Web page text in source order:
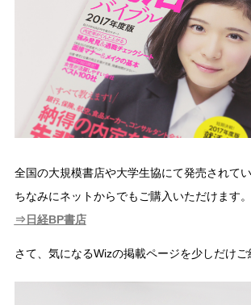
全国の大規模書店や大学生協にて発売されてい
ちなみにネットからでもご購入いただけます。
⇒日経BP書店
さて、気になるWizの掲載ページを少しだけご